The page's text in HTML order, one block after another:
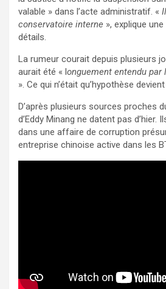
valable » dans l’acte administratif. «
conservatoire interne », explique
détails.
La rumeur courait depuis plusieurs
aurait été « longuement entendu
». Ce qui n’était qu’hypothèse
D’après plusieurs sources proches
d’Eddy Minang ne datent pas d’hier.
dans une affaire de corruption
entreprise chinoise active dans les